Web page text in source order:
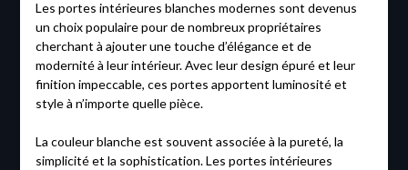
Les portes intérieures blanches modernes sont devenus
un choix populaire pour de nombreux propriétaires
cherchant à ajouter une touche d’élégance et de
modernité à leur intérieur. Avec leur design épuré et leur
finition impeccable, ces portes apportent luminosité et
style à n’importe quelle pièce.
La couleur blanche est souvent associée à la pureté, la
simplicité et la sophistication. Les portes intérieures